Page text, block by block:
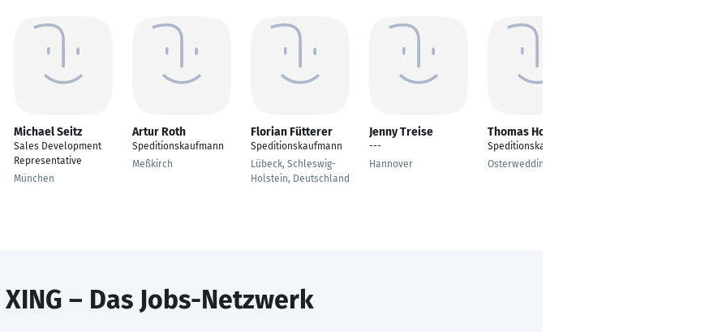
Michael Seitz
Sales Development
Representative
München
Artur Roth
Speditionskaufmann
Meßkirch
Florian Fütterer
Speditionskaufmann
Lübeck, Schleswig-
Holstein, Deutschland
Jenny Treise
---
Hannover
Thomas Hochholz
Speditionskaufmann
Osterweddingen
XING – Das Jobs-Netzwerk